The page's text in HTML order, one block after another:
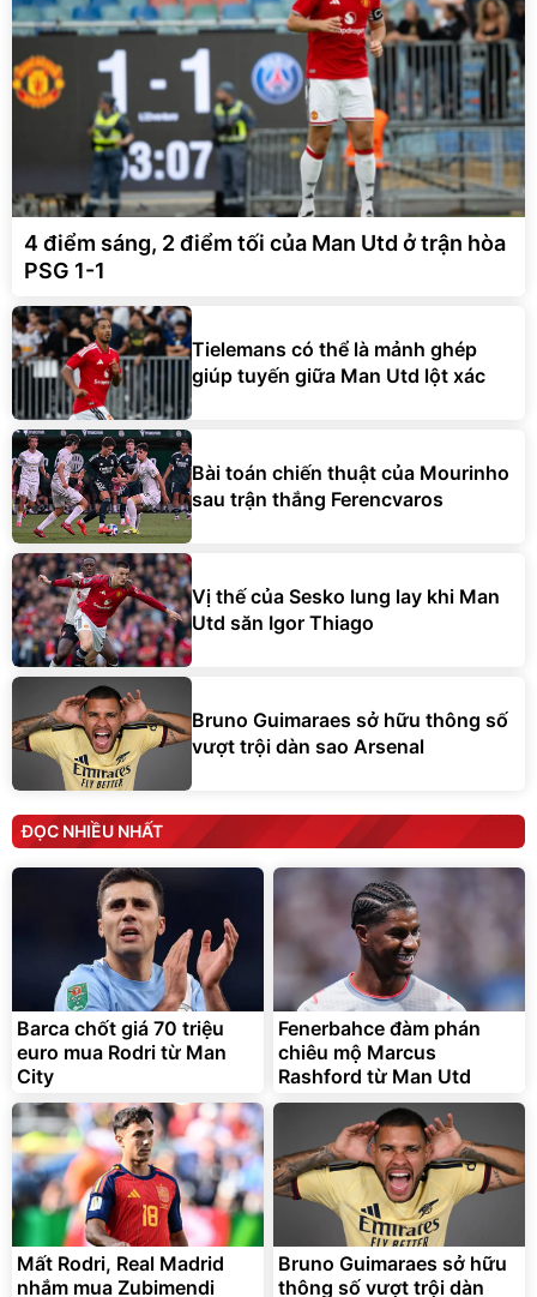
4 điểm sáng, 2 điểm tối của Man Utd ở trận hòa
PSG 1-1
Tielemans có thể là mảnh ghép
giúp tuyến giữa Man Utd lột xác
Bài toán chiến thuật của Mourinho
sau trận thắng Ferencvaros
Vị thế của Sesko lung lay khi Man
Utd săn Igor Thiago
Bruno Guimaraes sở hữu thông số
vượt trội dàn sao Arsenal
ĐỌC NHIỀU NHẤT
Barca chốt giá 70 triệu
euro mua Rodri từ Man
City
Fenerbahce đàm phán
chiêu mộ Marcus
Rashford từ Man Utd
Mất Rodri, Real Madrid
nhắm mua Zubimendi
Bruno Guimaraes sở hữu
thông số vượt trội dàn